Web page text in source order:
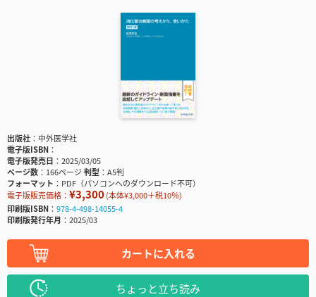
出版社
中外医学社
電子版ISBN
電子版発売日
2025/03/05
ページ数
166ページ判型
A5判
フォーマット
PDF（パソコンへのダウンロード不可）
電子版販売価格： ¥3,300(本体¥3,000＋税10％)
印刷版ISBN
978-4-498-14055-4
印刷版発行年月
2025/03
カートに入れる
ちょっと立ち読み